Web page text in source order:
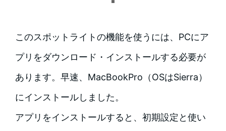
このスポットライトの機能を使うには、PCにア
プリをダウンロード・インストールする必要が
あります。早速、MacBookPro（OSはSierra）
にインストールしました。
アプリをインストールすると、初期設定と使い